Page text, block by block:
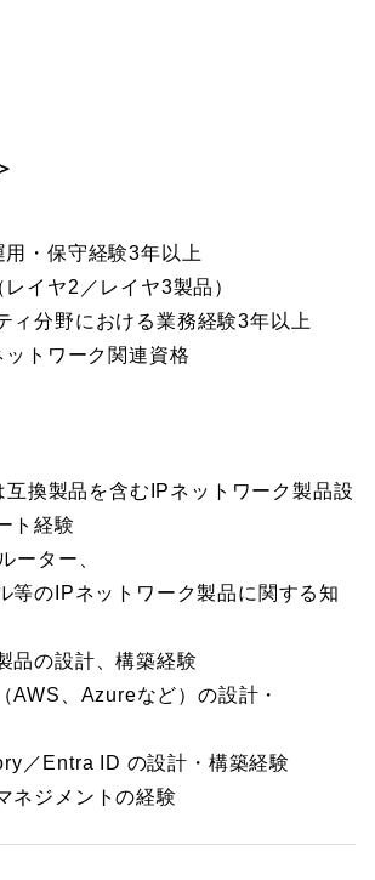
・保守経験3年以上
イヤ2／レイヤ3製品）
ィ分野における業務経験3年以上
トワーク関連資格
換製品を含むIPネットワーク製品設
ト経験
ーター、
等のIPネットワーク製品に関する知
品の設計、構築経験
AWS、Azureなど）の設計・
／Entra ID の設計・構築経験
ネジメントの経験